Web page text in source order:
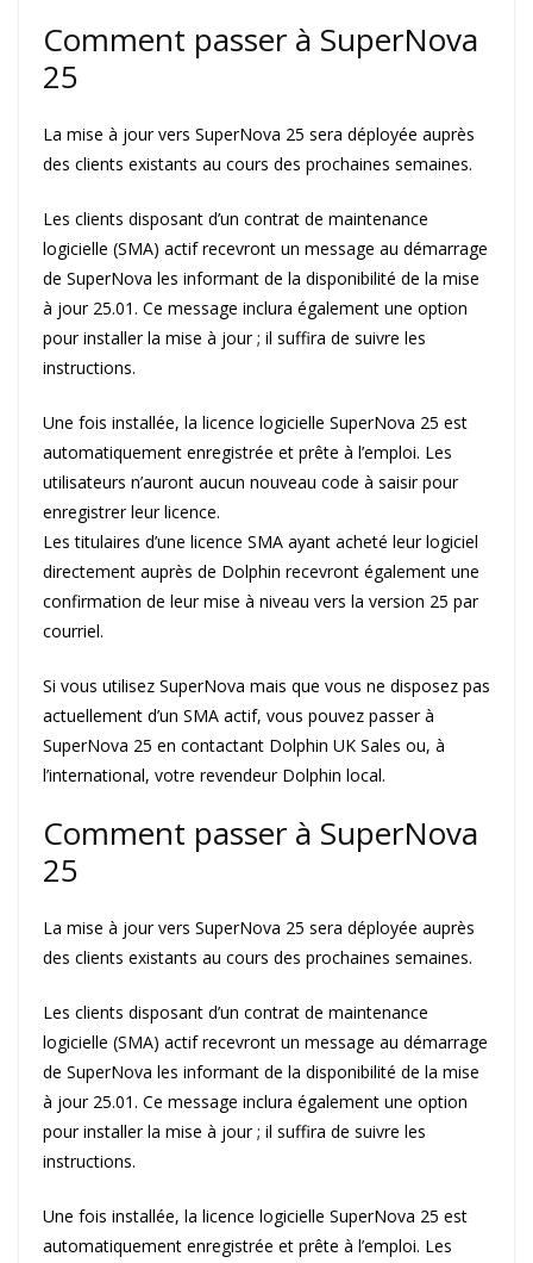
Comment passer à SuperNova
25
La mise à jour vers SuperNova 25 sera déployée auprès
des clients existants au cours des prochaines semaines.
Les clients disposant d’un contrat de maintenance
logicielle (SMA) actif recevront un message au démarrage
de SuperNova les informant de la disponibilité de la mise
à jour 25.01. Ce message inclura également une option
pour installer la mise à jour ; il suffira de suivre les
instructions.
Une fois installée, la licence logicielle SuperNova 25 est
automatiquement enregistrée et prête à l’emploi. Les
utilisateurs n’auront aucun nouveau code à saisir pour
enregistrer leur licence.
Les titulaires d’une licence SMA ayant acheté leur logiciel
directement auprès de Dolphin recevront également une
confirmation de leur mise à niveau vers la version 25 par
courriel.
Si vous utilisez SuperNova mais que vous ne disposez pas
actuellement d’un SMA actif, vous pouvez passer à
SuperNova 25 en contactant Dolphin UK Sales ou, à
l’international, votre revendeur Dolphin local.
Comment passer à SuperNova
25
La mise à jour vers SuperNova 25 sera déployée auprès
des clients existants au cours des prochaines semaines.
Les clients disposant d’un contrat de maintenance
logicielle (SMA) actif recevront un message au démarrage
de SuperNova les informant de la disponibilité de la mise
à jour 25.01. Ce message inclura également une option
pour installer la mise à jour ; il suffira de suivre les
instructions.
Une fois installée, la licence logicielle SuperNova 25 est
automatiquement enregistrée et prête à l’emploi. Les